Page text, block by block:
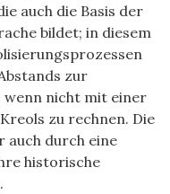
auch die Basis der
bildet; in diesem
zur
wenn nicht mit einer
zu rechnen. Die
auch durch eine
historische